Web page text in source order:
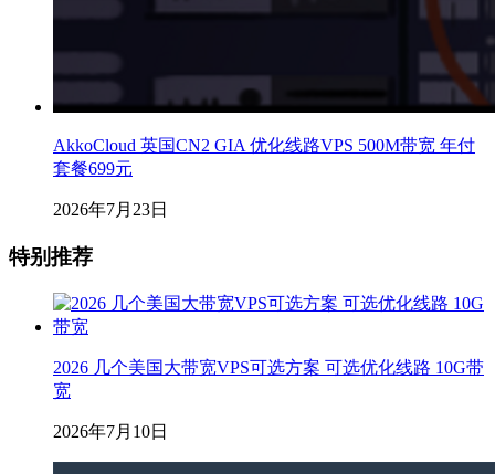
AkkoCloud 英国CN2 GIA 优化线路VPS 500M带宽 年付
套餐699元
2026年7月23日
特别推荐
2026 几个美国大带宽VPS可选方案 可选优化线路 10G带
宽
2026年7月10日